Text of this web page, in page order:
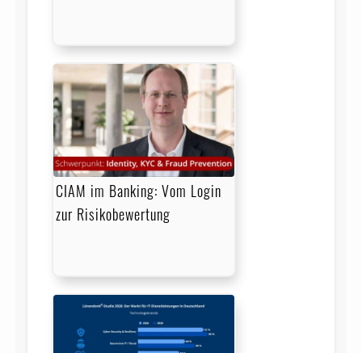
CIAM im Banking: Vom Login
zur Risikobewertung